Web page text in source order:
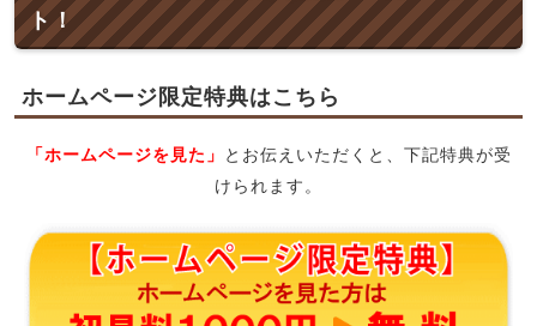
ト！
ホームページ限定特典はこちら
「ホームページを見た」
とお伝えいただくと、下記特典が受
けられます。